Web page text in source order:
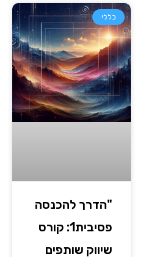
כללי
"הדרך להכנסה
פסיבית1: קורס
שיווק שותפים